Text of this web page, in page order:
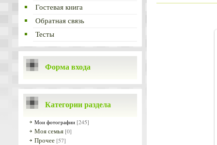
Гостевая книга
Обратная связь
Тесты
Форма входа
Категории раздела
Мои фотографии [245]
Моя семья [0]
Прочее [57]